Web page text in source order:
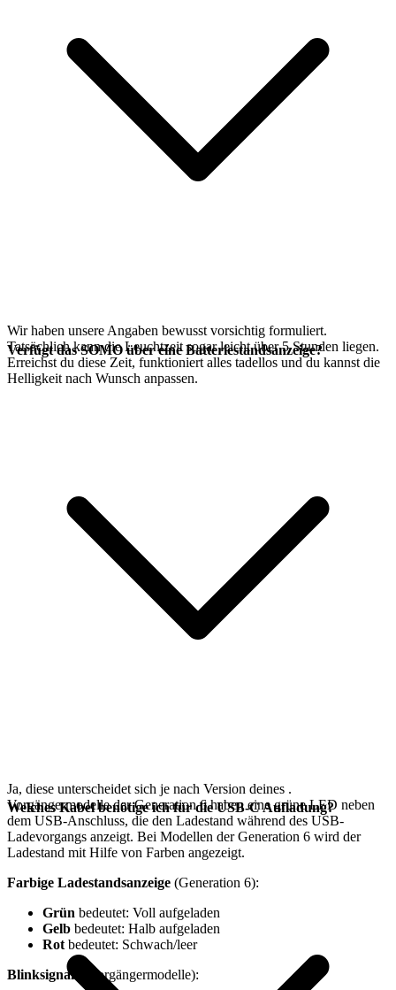
Wir haben unsere Angaben bewusst vorsichtig formuliert.
Tatsächlich kann die Leuchtzeit sogar leicht über 5 Stunden liegen.
Erreichst du diese Zeit, funktioniert alles tadellos und du kannst die
Helligkeit nach Wunsch anpassen.
Verfügt das SOMO über eine Batteriestandsanzeige?
Ja, diese unterscheidet sich je nach Version deines .
Vorgängermodelle der Generation 6 haben eine grüne LED neben
dem USB-Anschluss, die den Ladestand während des USB-
Ladevorgangs anzeigt. Bei Modellen der Generation 6 wird der
Ladestand mit Hilfe von Farben angezeigt.
Farbige Ladestandsanzeige (Generation 6):
Grün bedeutet: Voll aufgeladen
Gelb bedeutet: Halb aufgeladen
Rot bedeutet: Schwach/leer
Blinksignale
(Vorgängermodelle):
Welches Kabel benötige ich für die USB-C Aufladung?